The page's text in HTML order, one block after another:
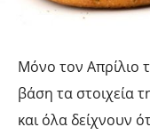
Μόνο τον Απρίλιο
βάση τα στοιχεία
και όλα δείχνουν